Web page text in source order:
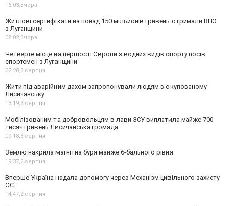
16:03,Вчора
Житлові сертифікати на понад 150 мільйонів гривень отримали ВПО
з Луганщини
08:02,Вчора
Четверте місце на першості Європи з водних видів спорту посів
спортсмен з Луганщини
22:20,3 серпня
Жити під аварійним дахом запропонували людям в окупованому
Лисичанську
13:19,3 серпня
Мобілізованим та добровольцям в лави ЗСУ виплатила майже 700
тисяч гривень Лисичанська громада
09:18,3 серпня
Землю накрила магнітна буря майже 6-бального рівня
19:37,2 серпня
Вперше Україна надала допомогу через Механізм цивільного захисту
ЄС
14:47,2 серпня